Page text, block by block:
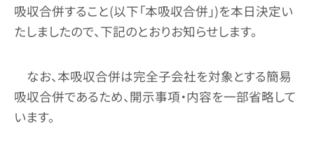
吸収合併すること(以下「本吸収合併」)を本日決定い
たしましたので、下記のとおりお知らせします。
なお、本吸収合併は完全子会社を対象とする簡易
吸収合併であるため、開示事項・内容を一部省略して
います。